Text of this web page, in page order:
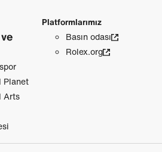
Planet
Arts
Platformlarımız
Basın odası
Rolex.org